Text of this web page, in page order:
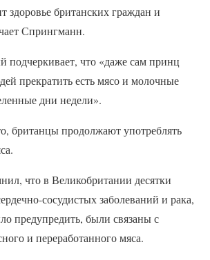
здоровье британских граждан и
Спрингманн.
подчеркивает, что «даже сам принц
прекратить есть мясо и молочные
дни недели».
британцы продолжают употреблять
что в Великобритании десятки
сосудистых заболеваний и рака,
предупредить, были связаны с
и переработанного мяса.